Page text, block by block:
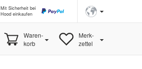
Mit Sicherheit bei
Hood einkaufen
Waren-
korb
Merk-
zettel